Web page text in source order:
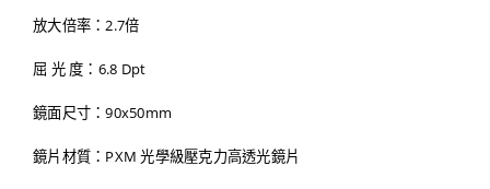
放大倍率：2.7倍
屈 光 度：6.8 Dpt
鏡面尺寸：90x50mm
鏡片材質：PXM 光學級壓克力高透光鏡片